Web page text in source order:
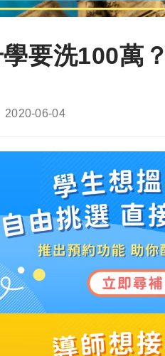
學要洗100萬
Post
2020-06-04